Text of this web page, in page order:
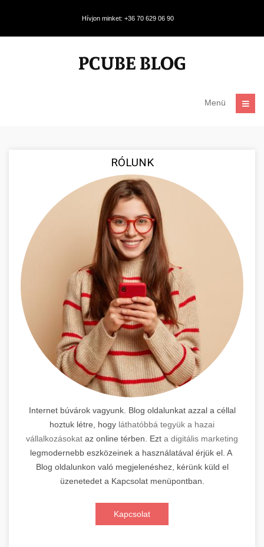
Hívjon minket: +36 70 629 06 90
Menü
RÓLUNK
Internet búvárok vagyunk. Blog oldalunkat azzal a céllal
hoztuk létre, hogy láthatóbbá tegyük a hazai
vállalkozásokat az online térben. Ezt a digitális marketing
legmodernebb eszközeinek a használatával érjük el. A
Blog oldalunkon való megjelenéshez, kérünk küld el
üzenetedet a Kapcsolat menüpontban.
Kapcsolat